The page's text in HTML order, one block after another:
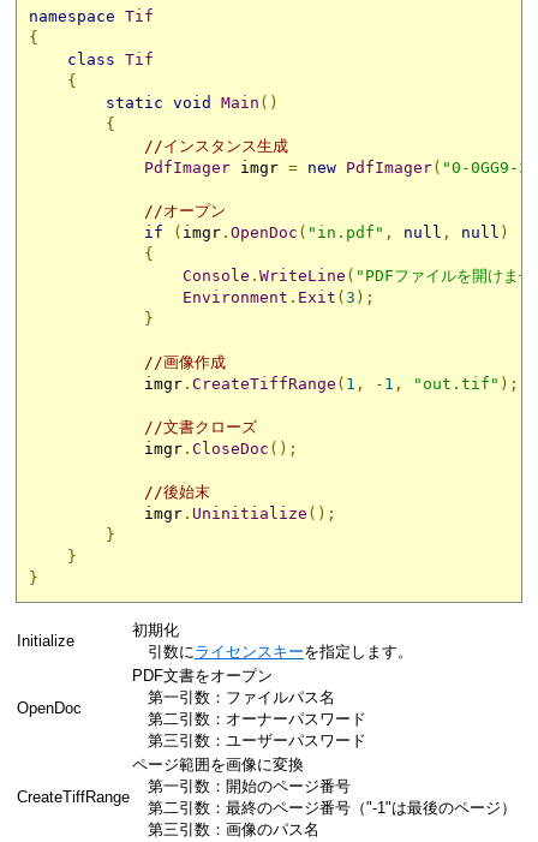
namespace Tif
{
class Tif
{
static void Main ()
{
//インスタンス生成
PdfImager imgr = new PdfImager( "0-0GG9-
//オープン
if
( imgr . OpenDoc ( "in.pdf" , null , null )
{
Console . WriteLine ( "PDFファイルを開けま
Environment . Exit (3 );
}
//画像作成
            imgr
. CreateTiffRange ( 1 , - 1 , "out.tif" );
//文書クローズ
            imgr
. CloseDoc ();
//後始末
            imgr
. Uninitialize ();
}
}
}
Initialize
初期化
引数にライセンスキーを指定します。
OpenDoc
PDF文書をオープン
第一引数：ファイルパス名
第二引数：オーナーパスワード
第三引数：ユーザーパスワード
CreateTiffRange
ページ範囲を画像に変換
第一引数：開始のページ番号
第二引数：最終のページ番号（"-1"は最後のページ）
第三引数：画像のパス名